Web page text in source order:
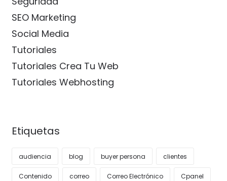
SEO Marketing
Social Media
Tutoriales
Tutoriales Crea Tu Web
Tutoriales Webhosting
Etiquetas
audiencia blog buyer persona clientes
Contenido correo Correo Electrónico Cpanel